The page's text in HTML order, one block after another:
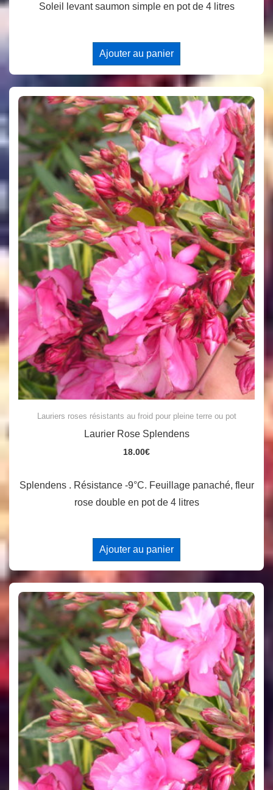
Soleil levant saumon simple en pot de 4 litres
Ajouter au panier
Lauriers roses résistants au froid pour pleine terre ou pot
Laurier Rose Splendens
18.00€
Splendens . Résistance -9°C. Feuillage panaché, fleur
rose double en pot de 4 litres
Ajouter au panier